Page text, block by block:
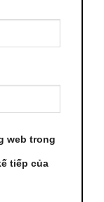
web trong
tiếp của